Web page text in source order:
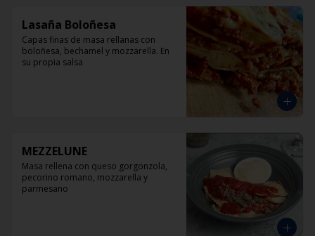
Lasaña Boloñesa
Capas finas de masa rellanas con
boloñesa, bechamel y mozzarella. En
su propia salsa
MEZZELUNE
Masa rellena con queso gorgonzola,
pecorino romano, mozzarella y
parmesano